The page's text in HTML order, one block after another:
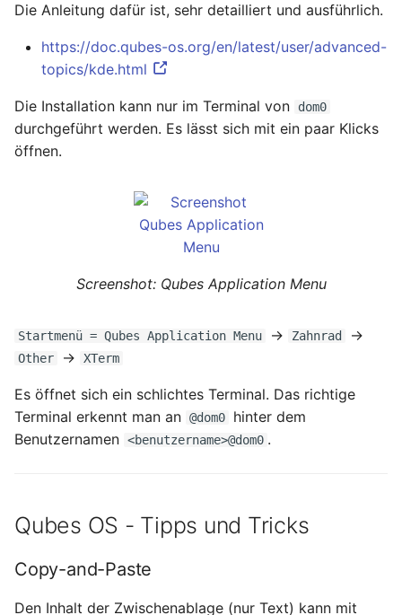
Dezember 2020
November 2020
September 2020
April 2020
März 2020
Dezember 2019
November 2018
Die Anleitung dafür ist, sehr detailliert und ausführlich.
https://doc.qubes-os.org/en/latest/user/advanced-
topics/kde.html
Die Installation kann nur im Terminal von dom0
durchgeführt werden. Es lässt sich mit ein paar Klicks
öffnen.
Screenshot: Qubes Application Menu
Startmenü = Qubes Application Menu → Zahnrad →
Other → XTerm
Es öffnet sich ein schlichtes Terminal. Das richtige
Terminal erkennt man an @dom0
hinter dem
Benutzernamen <benutzername>@dom0 .
Qubes OS - Tipps und Tricks
Copy-and-Paste
Den Inhalt der Zwischenablage (nur Text) kann mit